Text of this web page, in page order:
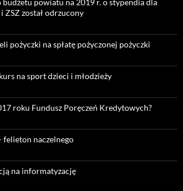
powiatu na 2019 r. o stypendia dla
ZSZ został odrzucony
pożyczki na spłatę pożyczonej pożyczki
na sport dzieci i młodzieży
roku Fundusz Poręczeń Kredytowych?
felieton naczelnego
na informatyzację